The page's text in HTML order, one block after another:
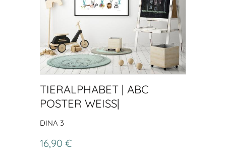
TIERALPHABET | ABC
POSTER WEISS|
DINA 3
16,90 €